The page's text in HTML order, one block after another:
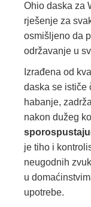
Ohio daska za
rješenje za
osmišljeno da
održavanje u
Izrađena od
daska se ističe
habanje,
nakon dužeg
je tiho i
neugodnih
u
upotrebe.